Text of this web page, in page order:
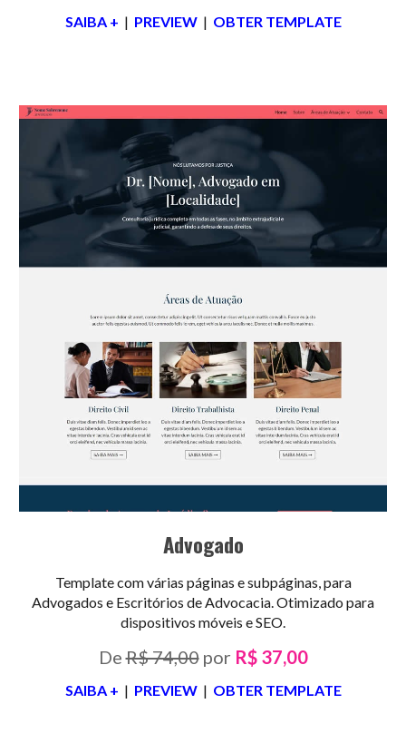
SAIBA + | PREVIEW| OBTER TEMPLATE
Advogado
Template com várias páginas e subpáginas, para
Advogados e Escritórios de Advocacia. Otimizado para
dispositivos móveis e SEO.
DeR$ 74,00por R$ 37,00
SAIBA + | PREVIEW| OBTER TEMPLATE